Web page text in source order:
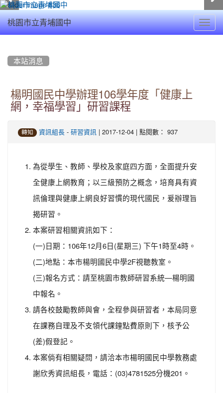
桃園市立青埔國中
本站消息
楊明國民中學辦理106學年度「健康上
網，幸福學習」研習課程
轉知 資訊組長 - 研習資訊 | 2017-12-04 | 點閱數： 937
為從學生、教師、學校及家庭四方面，全面提升安
全健康上網教育；以三級預防之概念，培育具有資
訊倫理與健康上網良好習慣的現代國民，爰辦理旨
揭研習。
本案研習相關資訊如下：
(一)日期：106年12月6日(星期三) 下午1時至4時。
(二)地點：本市楊明國民中學2F視聽教室。
(三)報名方式：請至桃園市教師研習系統—楊明國
中報名。
請各校鼓勵教師與會，全程參與研習者，本局同意
在課務自理及不支領代課鐘點費原則下，核予公
(差)假登記。
本案倘有相關疑問，請洽本市楊明國民中學教務處
謝欣秀資訊組長，電話：(03)4781525分機201。